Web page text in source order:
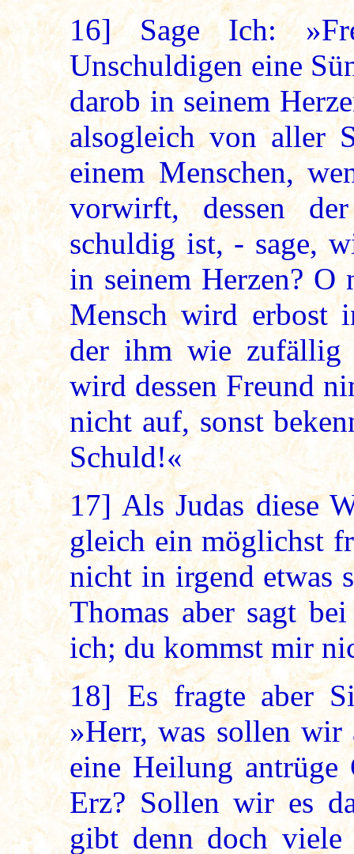
16]Sage Ich:
Unschuldigen eine
darob in seinem
alsogleich von aller
einem Menschen,
vorwirft, dessen
schuldig ist, - sage,
in seinem Herzen? O
Mensch wird erbost
der ihm wie zufällig
wird dessen Freund
nicht auf, sonst
Schuld!«
17] Als Judas diese
gleich ein möglichst
nicht in irgend etwas
Thomas aber sagt
ich; du kommst mir
18] Es fragte aber
»Herr, was sollen
eine Heilung antrüge
Erz? Sollen wir es
gibt denn doch